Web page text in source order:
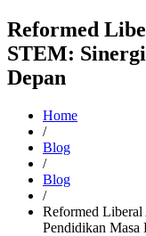
Reformed
STEM:
Depan
Home
/
Blog
/
Blog
/
Reformed
Pendidikan Masa